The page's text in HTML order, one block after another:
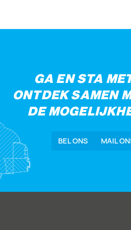
GA EN STA
ONTDEK SAMEN
DE
BEL ONS MAIL